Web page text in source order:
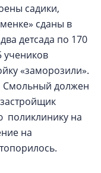
садики,
сданы в
детсада по 170
учеников
«заморозили».
Смольный должен
поликлинику на
на